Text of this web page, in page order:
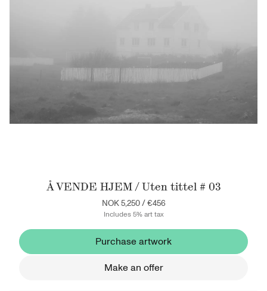
Å VENDE HJEM / Uten tittel # 03
NOK 5,250/€456
Includes 5% art tax
Purchase artwork
Make an offer